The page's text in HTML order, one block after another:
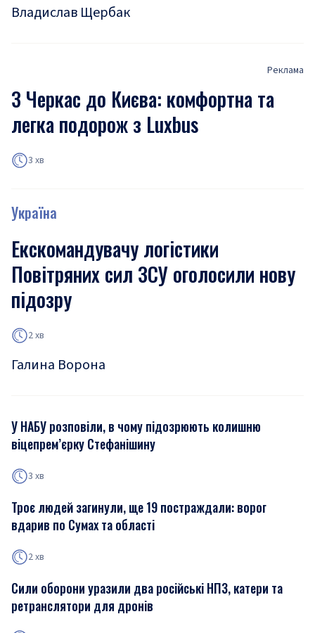
Владислав Щербак
Реклама
З Черкас до Києва: комфортна та
легка подорож з Luxbus
3 хв
Україна
Екскомандувачу логістики
Повітряних сил ЗСУ оголосили нову
підозру
2 хв
Галина Ворона
У НАБУ розповіли, в чому підозрюють колишню
віцепрем’єрку Стефанішину
3 хв
Троє людей загинули, ще 19 постраждали: ворог
вдарив по Сумах та області
2 хв
Сили оборони уразили два російські НПЗ, катери та
ретранслятори для дронів